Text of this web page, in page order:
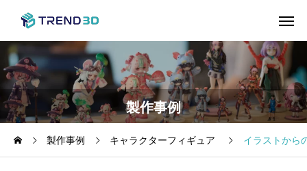
製作事例
製作事例 キャラクターフィギュア イラストから